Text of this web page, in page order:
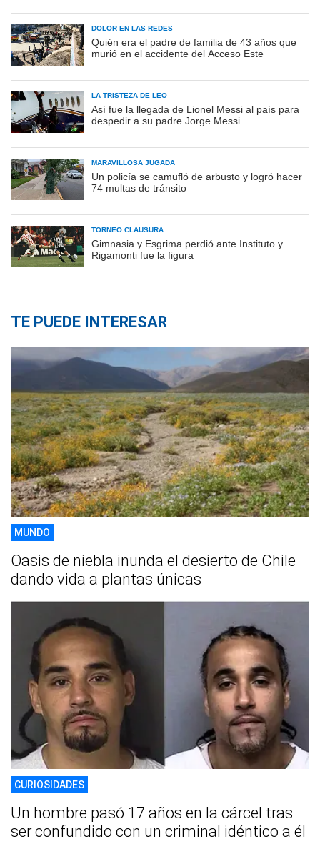
DOLOR EN LAS REDES
Quién era el padre de familia de 43 años que
murió en el accidente del Acceso Este
LA TRISTEZA DE LEO
Así fue la llegada de Lionel Messi al país para
despedir a su padre Jorge Messi
MARAVILLOSA JUGADA
Un policía se camufló de arbusto y logró hacer
74 multas de tránsito
TORNEO CLAUSURA
Gimnasia y Esgrima perdió ante Instituto y
Rigamonti fue la figura
TE PUEDE INTERESAR
MUNDO
Oasis de niebla inunda el desierto de Chile
dando vida a plantas únicas
CURIOSIDADES
Un hombre pasó 17 años en la cárcel tras
ser confundido con un criminal idéntico a él